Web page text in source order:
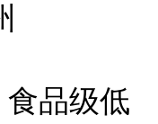
品级低